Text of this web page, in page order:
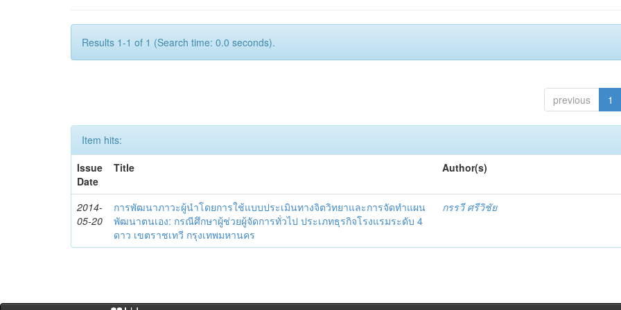
Results 1-1 of 1 (Search time: 0.0 seconds).
previous 1
Item hits:
Issue
Date
Title Author(s)
2014-
05-20
การพัฒนาภาวะผู้นำโดยการใช้แบบประเมินทางจิตวิทยาและการจัดทำแผน
พัฒนาตนเอง: กรณีศึกษาผู้ช่วยผู้จัดการทั่วไป ประเภทธุรกิจโรงแรมระดับ 4
ดาว เขตราชเทวี กรุงเทพมหานคร
กรรวี ศรีวิชัย